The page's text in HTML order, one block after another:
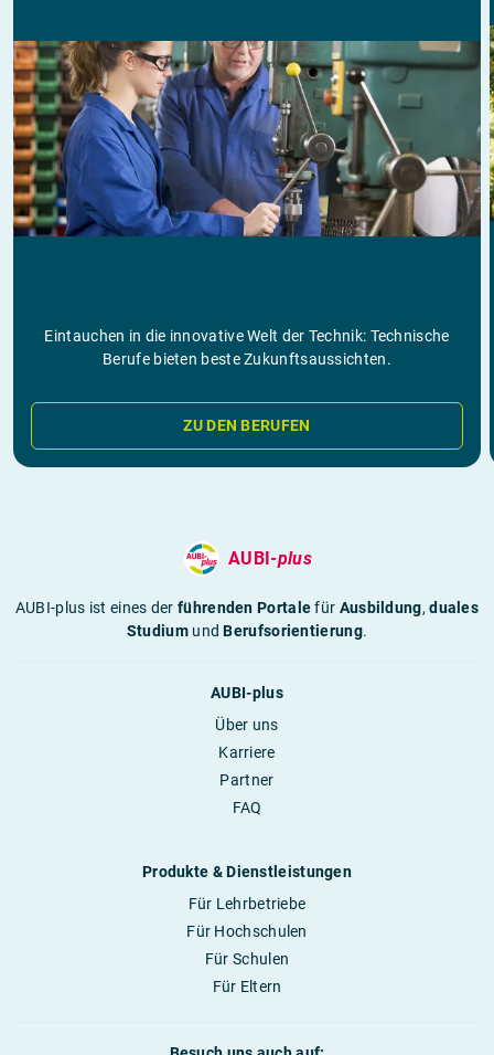
Eintauchen in die innovative Welt der Technik: Technische
Berufe bieten beste Zukunftsaussichten.
ZU DEN BERUFEN
AUBI-plus
AUBI-plus ist eines derführenden Portalefür Ausbildung,duales
StudiumundBerufsorientierung.
AUBI-plus
Über uns
Karriere
Partner
FAQ
Produkte & Dienstleistungen
Für Lehrbetriebe
Für Hochschulen
Für Schulen
Für Eltern